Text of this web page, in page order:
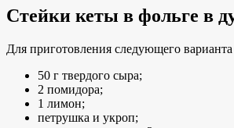
Стейки кеты в фольге в
Для приготовления следующего
50 г твердого сыра;
2 помидора;
1 лимон;
петрушка и укроп;